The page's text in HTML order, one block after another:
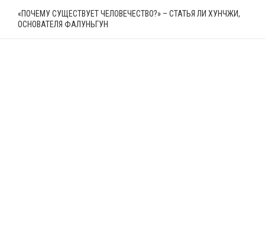
«ПОЧЕМУ СУЩЕСТВУЕТ ЧЕЛОВЕЧЕСТВО?» – СТАТЬЯ ЛИ ХУНЧЖИ,
ОСНОВАТЕЛЯ ФАЛУНЬГУН